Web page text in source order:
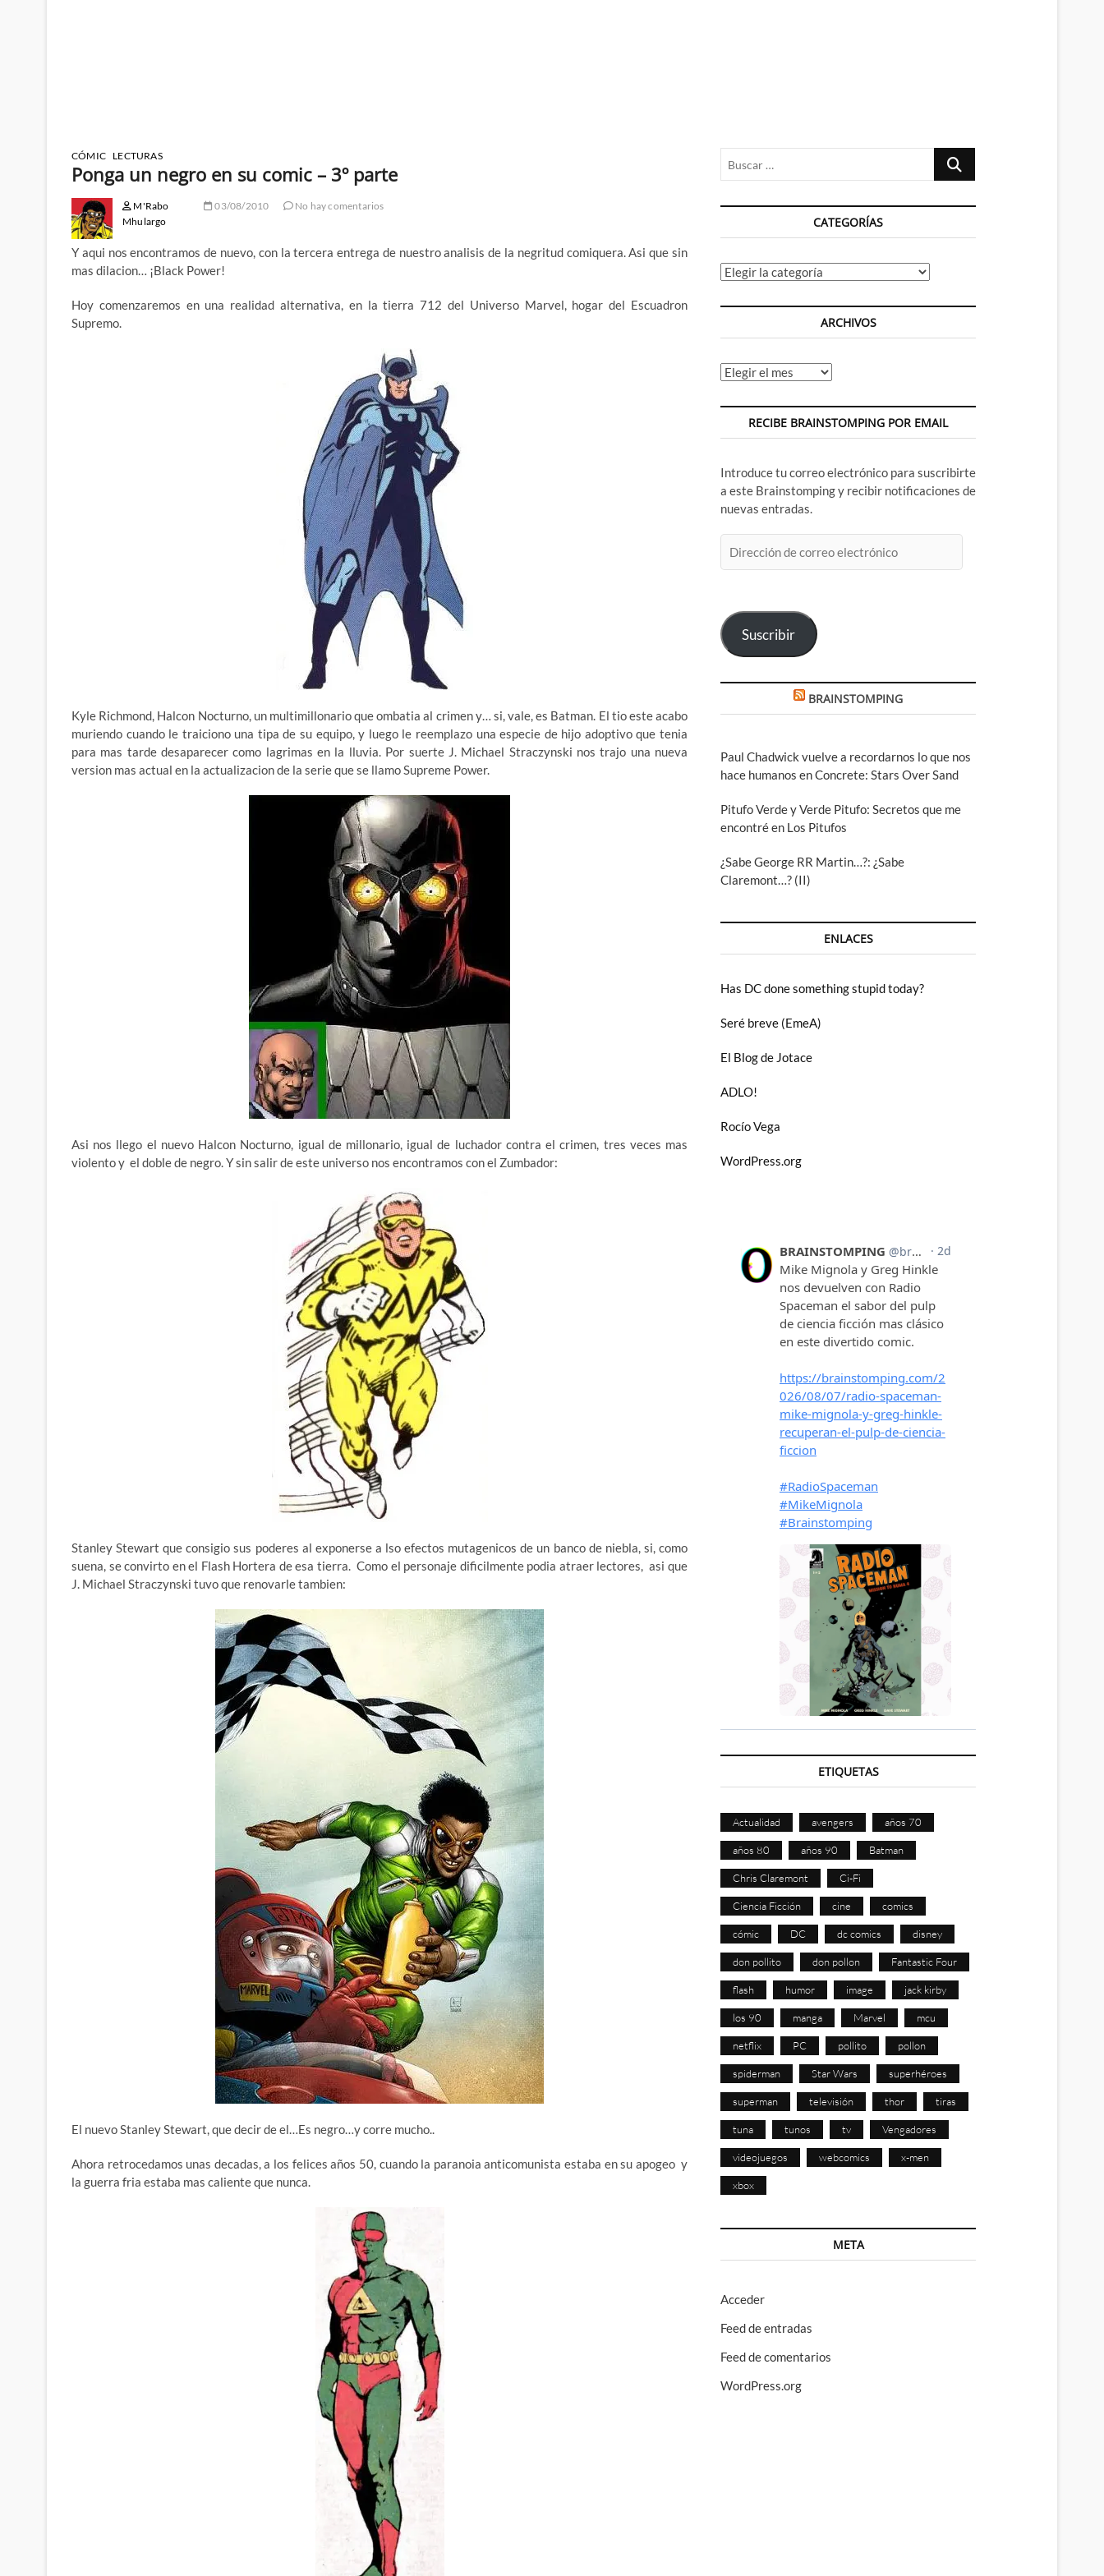
CÓMIC LECTURAS
Ponga un negro en su comic – 3º parte
M'Rabo
Mhulargo
03/08/2010 No hay comentarios
Y aqui nos encontramos de nuevo, con la tercera entrega de nuestro analisis de la negritud comiquera. Asi que sin
mas dilacion… ¡Black Power!
Hoy comenzaremos en una realidad alternativa, en la tierra 712 del Universo Marvel, hogar del Escuadron
Supremo.
Kyle Richmond, Halcon Nocturno, un multimillonario que ombatia al crimen y… si, vale, es Batman. El tio este acabo
muriendo cuando le traiciono una tipa de su equipo, y luego le reemplazo una especie de hijo adoptivo que tenia
para mas tarde desaparecer como lagrimas en la lluvia. Por suerte J. Michael Straczynski nos trajo una nueva
version mas actual en la actualizacion de la serie que se llamo Supreme Power.
Asi nos llego el nuevo Halcon Nocturno, igual de millonario, igual de luchador contra el crimen, tres veces mas
violento y el doble de negro. Y sin salir de este universo nos encontramos con el Zumbador:
Stanley Stewart que consigio sus poderes al exponerse a lso efectos mutagenicos de un banco de niebla, si, como
suena, se convirto en el Flash Hortera de esa tierra. Como el personaje dificilmente podia atraer lectores, asi que
J. Michael Straczynski tuvo que renovarle tambien:
El nuevo Stanley Stewart, que decir de el…Es negro…y corre mucho..
Ahora retrocedamos unas decadas, a los felices años 50, cuando la paranoia anticomunista estaba en su apogeo y
la guerra fria estaba mas caliente que nunca.
Buscar
CATEGORÍAS
Categorías
ARCHIVOS
Archivos
RECIBE BRAINSTOMPING POR EMAIL
Introduce tu correo electrónico para suscribirte
a este Brainstomping y recibir notificaciones de
nuevas entradas.
de
Suscribir
BRAINSTOMPING
Paul Chadwick vuelve a recordarnos lo que nos
hace humanos en Concrete: Stars Over Sand
Pitufo Verde y Verde Pitufo: Secretos que me
encontré en Los Pitufos
¿Sabe George RR Martin…?: ¿Sabe
Claremont…? (II)
ENLACES
Has DC done something stupid today?
Seré breve (EmeA)
El Blog de Jotace
ADLO!
Rocío Vega
WordPress.org
ETIQUETAS
Actualidad avengers años 70
años 80 años 90 Batman
Chris Claremont Ci-Fi
Ciencia Ficción cine comics
cómic DC dc comics disney
don pollito don pollon Fantastic Four
flash humor image jack kirby
los 90 manga Marvel mcu
netflix PC pollito pollon
spiderman Star Wars superhéroes
superman televisión thor tiras
tuna tunos tv Vengadores
videojuegos webcomics x-men
xbox
META
Acceder
Feed de entradas
Feed de comentarios
WordPress.org